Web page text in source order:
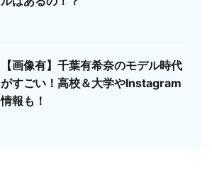
【画像有】千葉有希奈のモデル時代
がすごい！高校＆大学やInstagram
情報も！